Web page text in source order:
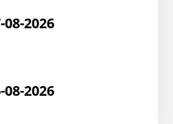
2026
2026